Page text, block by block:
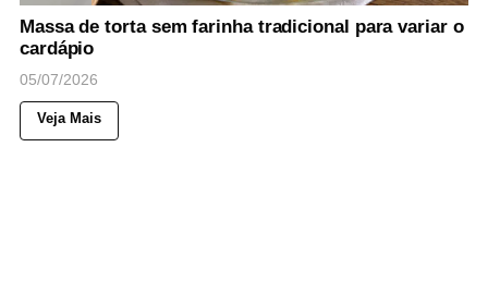
Massa de torta sem farinha tradicional para variar o
cardápio
05/07/2026
Veja Mais